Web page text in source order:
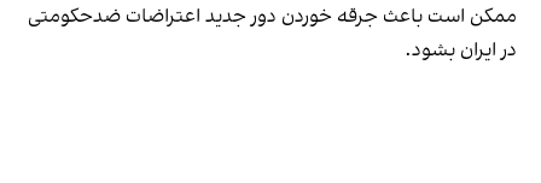
ممکن است باعث جرقه خوردن دور جدید اعتراضات ضدحکومتی
در ایران بشود.